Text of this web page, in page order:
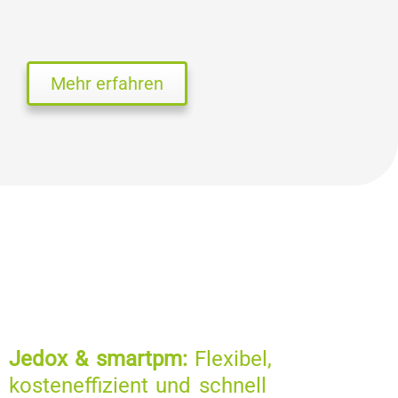
Mehr erfahren
Jedox & smartpm: Flexibel,
kosteneffizient und schnell